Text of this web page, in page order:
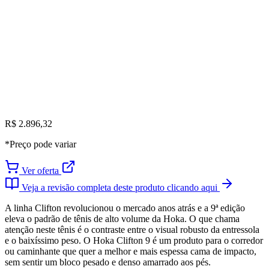
R$ 2.896,32
*Preço pode variar
Ver oferta
Veja a revisão completa deste produto clicando aqui
A linha Clifton revolucionou o mercado anos atrás e a 9ª edição
eleva o padrão de tênis de alto volume da Hoka. O que chama
atenção neste tênis é o contraste entre o visual robusto da entressola
e o baixíssimo peso. O Hoka Clifton 9 é um produto para o corredor
ou caminhante que quer a melhor e mais espessa cama de impacto,
sem sentir um bloco pesado e denso amarrado aos pés.